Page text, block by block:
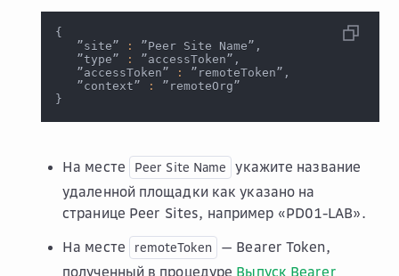
{
   ”site”
:
”Peer Site Name”,
   ”type”
:
”accessToken”,
   ”accessToken”
:
”remoteToken”,
   ”context”
:
”remoteOrg”
}
На месте Peer Site Name
укажите название
удаленной площадки как указано на
странице Peer Sites, например «PD01-LAB».
На месте
remoteToken
— Bearer Token,
полученный в процедуре Выпуск Bearer